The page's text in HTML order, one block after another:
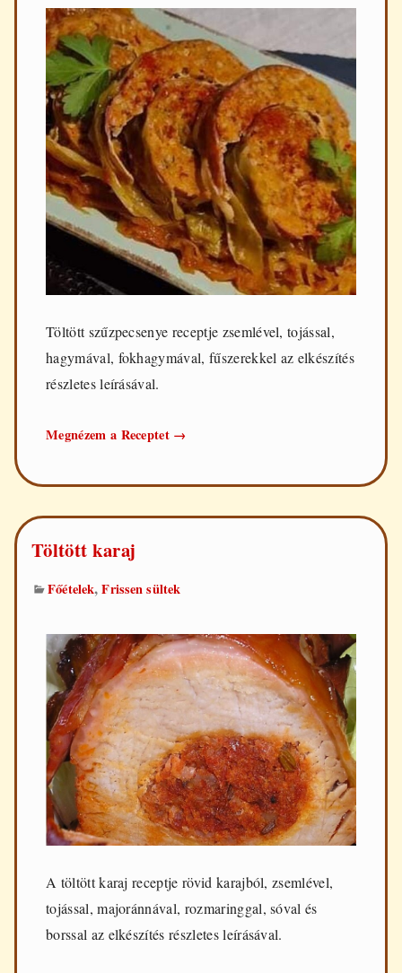
Töltött szűzpecsenye receptje zsemlével, tojással,
hagymával, fokhagymával, fűszerekkel az elkészítés
részletes leírásával.
Megnézem a Receptet Töltött
→
Töltött karaj
Főételek,Frissen sültek
A töltött karaj receptje rövid karajból, zsemlével,
tojással, majoránnával, rozmaringgal, sóval és
borssal az elkészítés részletes leírásával.